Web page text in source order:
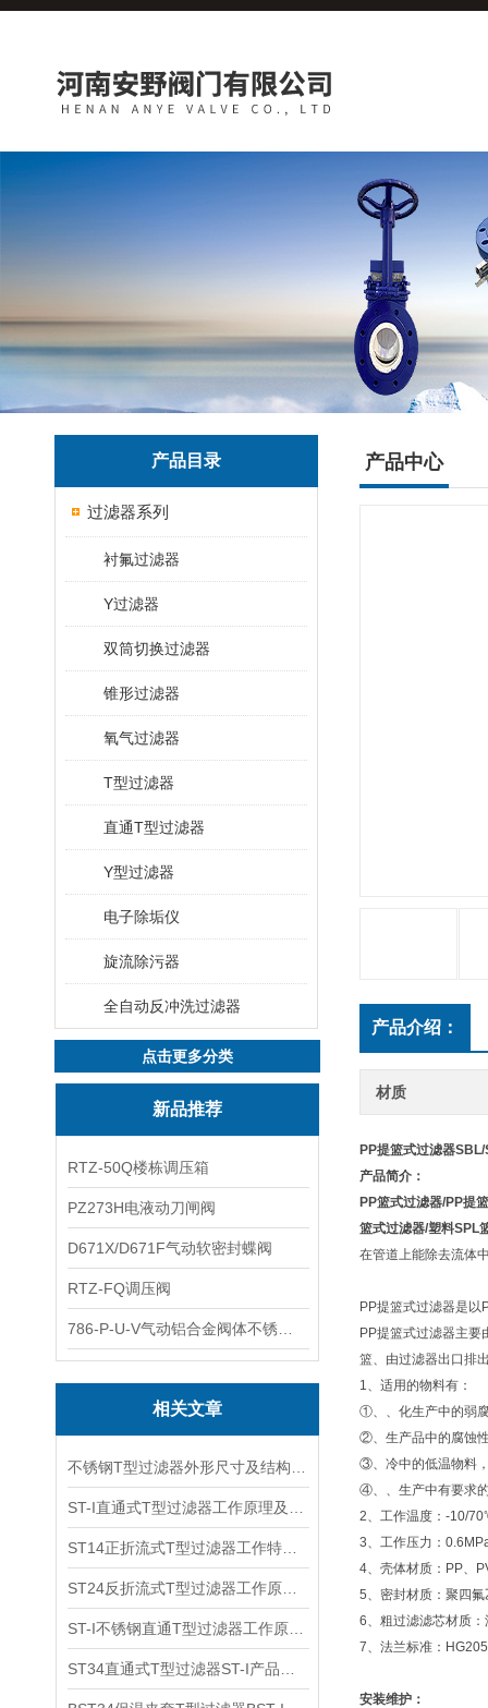
产品目录
过滤器系列
衬氟过滤器
Y过滤器
双筒切换过滤器
锥形过滤器
氧气过滤器
T型过滤器
直通T型过滤器
Y型过滤器
电子除垢仪
旋流除污器
全自动反冲洗过滤器
点击更多分类
新品推荐
RTZ-50Q楼栋调压箱
PZ273H电液动刀闸阀
D671X/D671F气动软密封蝶阀
RTZ-FQ调压阀
相关文章
产品中心
产品介绍：
材质
PP提篮式过滤器SBL/
产品简介：
PP篮式过滤器/PP提
篮式过滤器/塑料SPL
在管道上能除去流体
PP提篮式过滤器是
PP提篮式过滤器主
篮、由过滤器出口排
1、适用的物料有：
①、、化生产中的弱
②、生产品中的腐蚀
③、冷中的低温物料
④、、生产中有要求
2、工作温度：-10/
3、工作压力：
4、壳体材质：PP、
5、密封材质：聚四氟
6、粗过滤滤芯材质
7、法兰标准：
安装维护：